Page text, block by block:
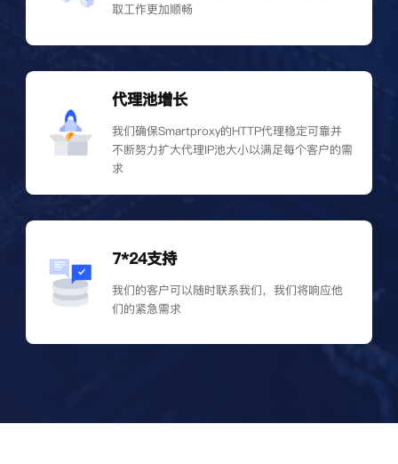
取工作更加顺畅
代理池增长
我们确保Smartproxy的HTTP代理稳定可靠并
不断努力扩大代理IP池大小以满足每个客户的需
求
7*24支持
我们的客户可以随时联系我们，我们将响应他
们的紧急需求